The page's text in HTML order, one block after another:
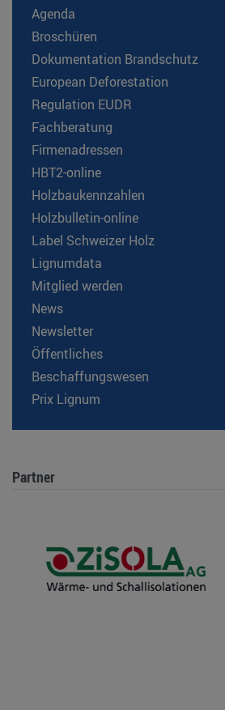
Agenda
Broschüren
Dokumentation Brandschutz
European Deforestation
Regulation EUDR
Fachberatung
Firmenadressen
HBT2-online
Holzbaukennzahlen
Holzbulletin-online
Label Schweizer Holz
Lignumdata
Mitglied werden
News
Newsletter
Öffentliches
Beschaffungswesen
Prix Lignum
Partner